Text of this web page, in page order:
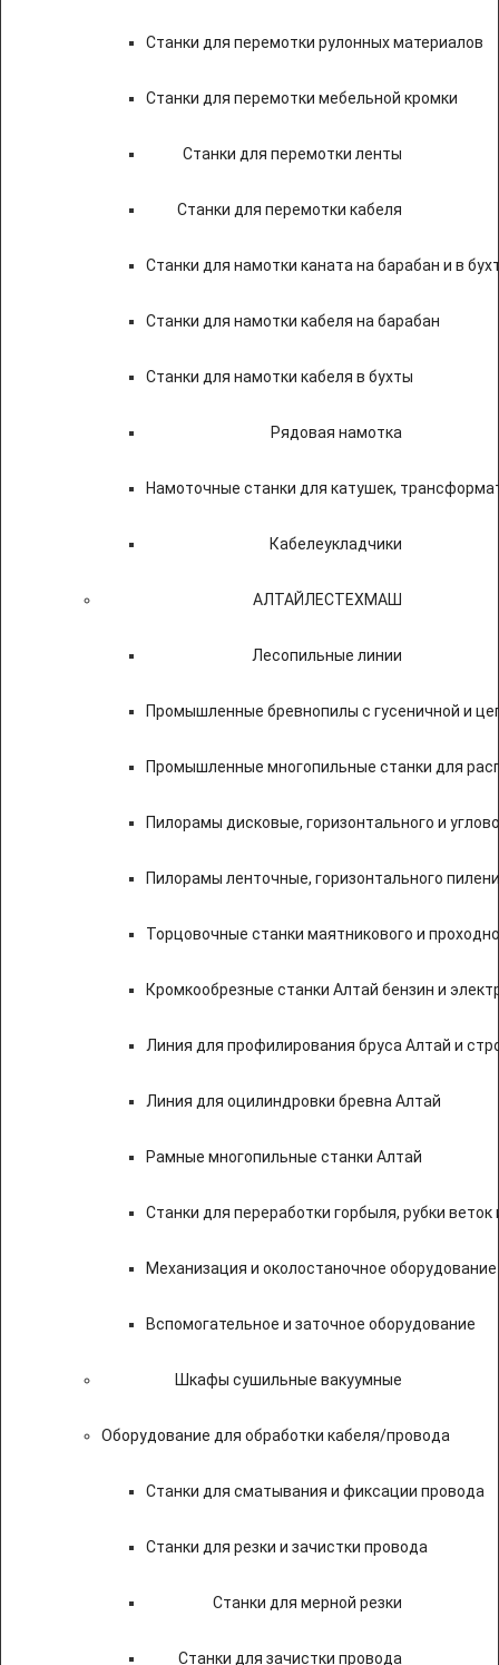
Станки для перемотки рулонных материалов
Станки для перемотки мебельной кромки
Станки для перемотки ленты
Станки для перемотки кабеля
Станки для намотки каната на барабан и в
Станки для намотки кабеля на барабан
Станки для намотки кабеля в бухты
Рядовая намотка
Намоточные станки для катушек,
Кабелеукладчики
АЛТАЙЛЕСТЕХМАШ
Лесопильные линии
Промышленные бревнопилы с гусеничной и
Промышленные многопильные станки для
Пилорамы дисковые, горизонтального и
Пилорамы ленточные, горизонтального
Торцовочные станки маятникового и
Кромкообрезные станки Алтай бензин и
Линия для профилирования бруса Алтай и
Линия для оцилиндровки бревна Алтай
Рамные многопильные станки Алтай
Станки для переработки горбыля, рубки веток
Механизация и околостаночное оборудование
Вспомогательное и заточное оборудование
Шкафы сушильные вакуумные
Оборудование для обработки кабеля/провода
Станки для сматывания и фиксации провода
Станки для резки и зачистки провода
Станки для мерной резки
Станки для зачистки провода